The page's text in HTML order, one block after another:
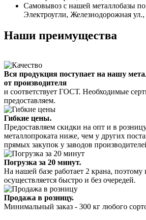
Самовывоз с нашей металлобазы по
Электроугли, Железнодорожная ул.,
Наши преимущества
Вся продукция поступает на нашу
от производителя
и соответствует ГОСТ. Необходимые
предоставляем.
Гибкие цены.
Предоставляем скидки на опт и в
металлопроката ниже, чем у других
прямых закупок у заводов
Погрузка за 20 минут.
На нашей базе работает 2 крана, поэтому
осуществляется быстро и без очередей.
Продажа в розницу.
Минимальный заказ - 300 кг любого